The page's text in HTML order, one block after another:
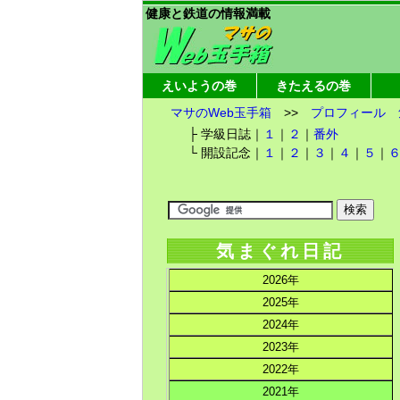
健康と鉄道の情報満載
えいようの巻
きたえるの巻
マサのWeb玉手箱>> プロフィール
├ 学級日誌｜ １ ｜ ２ ｜番外
└ 開設記念｜ １ ｜ ２ ｜ ３ ｜ ４ ｜ ５ ｜
気まぐれ日記